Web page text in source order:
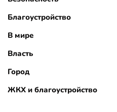
Благоустройство
В мире
Власть
Город
ЖКХ и благоустройство